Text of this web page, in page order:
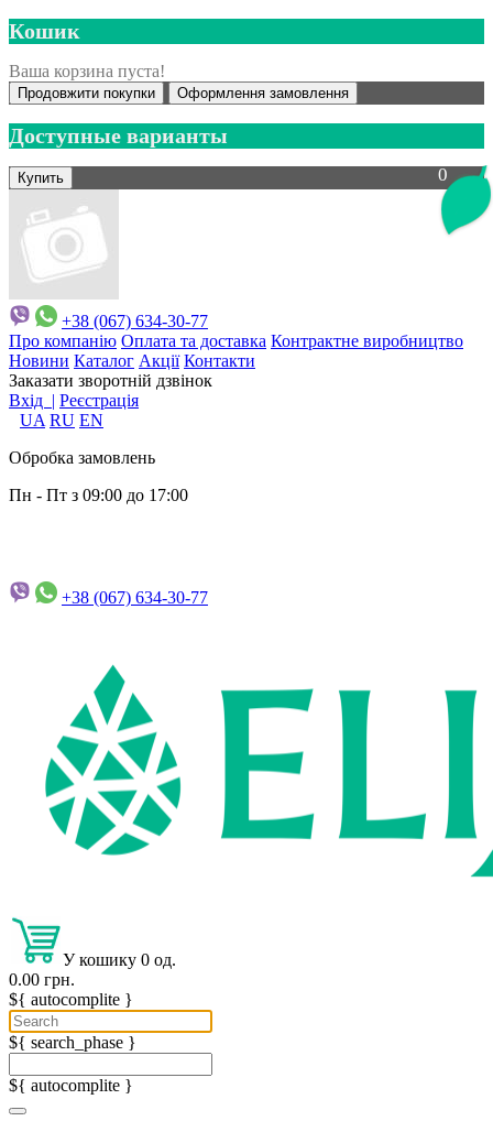
Кошик
Ваша корзина пуста!
Продовжити покупки Оформлення замовлення
0
Доступные варианты
+38 (067) 634-30-77
Про компанію Оплата та доставка Контрактне виробництво
Новини Каталог Акції Контакти
Заказати зворотній дзвінок
Вхід | Реєстрація
UA RU EN
Обробка замовлень
Пн - Пт з 09:00 до 17:00
+38 (067) 634-30-77
У кошику 0 од.
0.00 грн.
${ autocomplite }
${ search_phase }
${ autocomplite }